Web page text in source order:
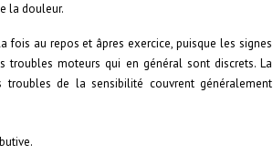
la douleur.
au repos et âpres exercice, puisque les signes
troubles moteurs qui en général sont discrets. La
de la sensibilité couvrent généralement